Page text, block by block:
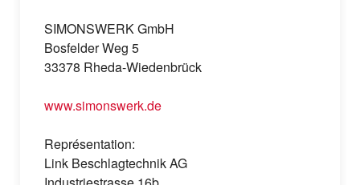
SIMONSWERK GmbH
Bosfelder Weg 5
33378 Rheda-Wiedenbrück
www.simonswerk.de
Représentation:
Link Beschlagtechnik AG